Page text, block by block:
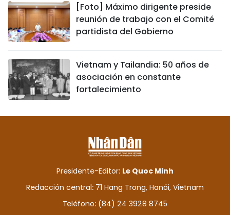
[Foto] Máximo dirigente preside
reunión de trabajo con el Comité
partidista del Gobierno
Vietnam y Tailandia: 50 años de
asociación en constante
fortalecimiento
Presidente-Editor: Le Quoc Minh
Redacción central: 71 Hang Trong, Hanói, Vietnam
Teléfono: (84) 24 3928 8745